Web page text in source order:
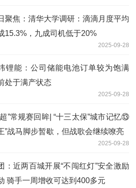
聚焦：清华大学调研：滴滴月度平均
15.3%，九成司机低于20%
2025-09-28
锂能：公司储能电池订单较为饱满
处于满产状态
2025-09-28
”常规赛回眸| “十三太保”城市记忆⑬
”战马脚步暂歇，但战歌会继续嘹亮
2025-09-28
：近两百城开展“不闯红灯”安全激励
骑手一周增收可达到400多元